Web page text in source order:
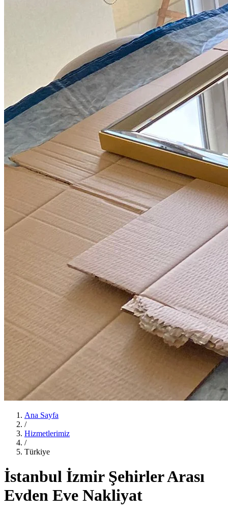
Ana Sayfa
/
Hizmetlerimiz
/
Türkiye
İstanbul İzmir Şehirler Arası
Evden Eve Nakliyat